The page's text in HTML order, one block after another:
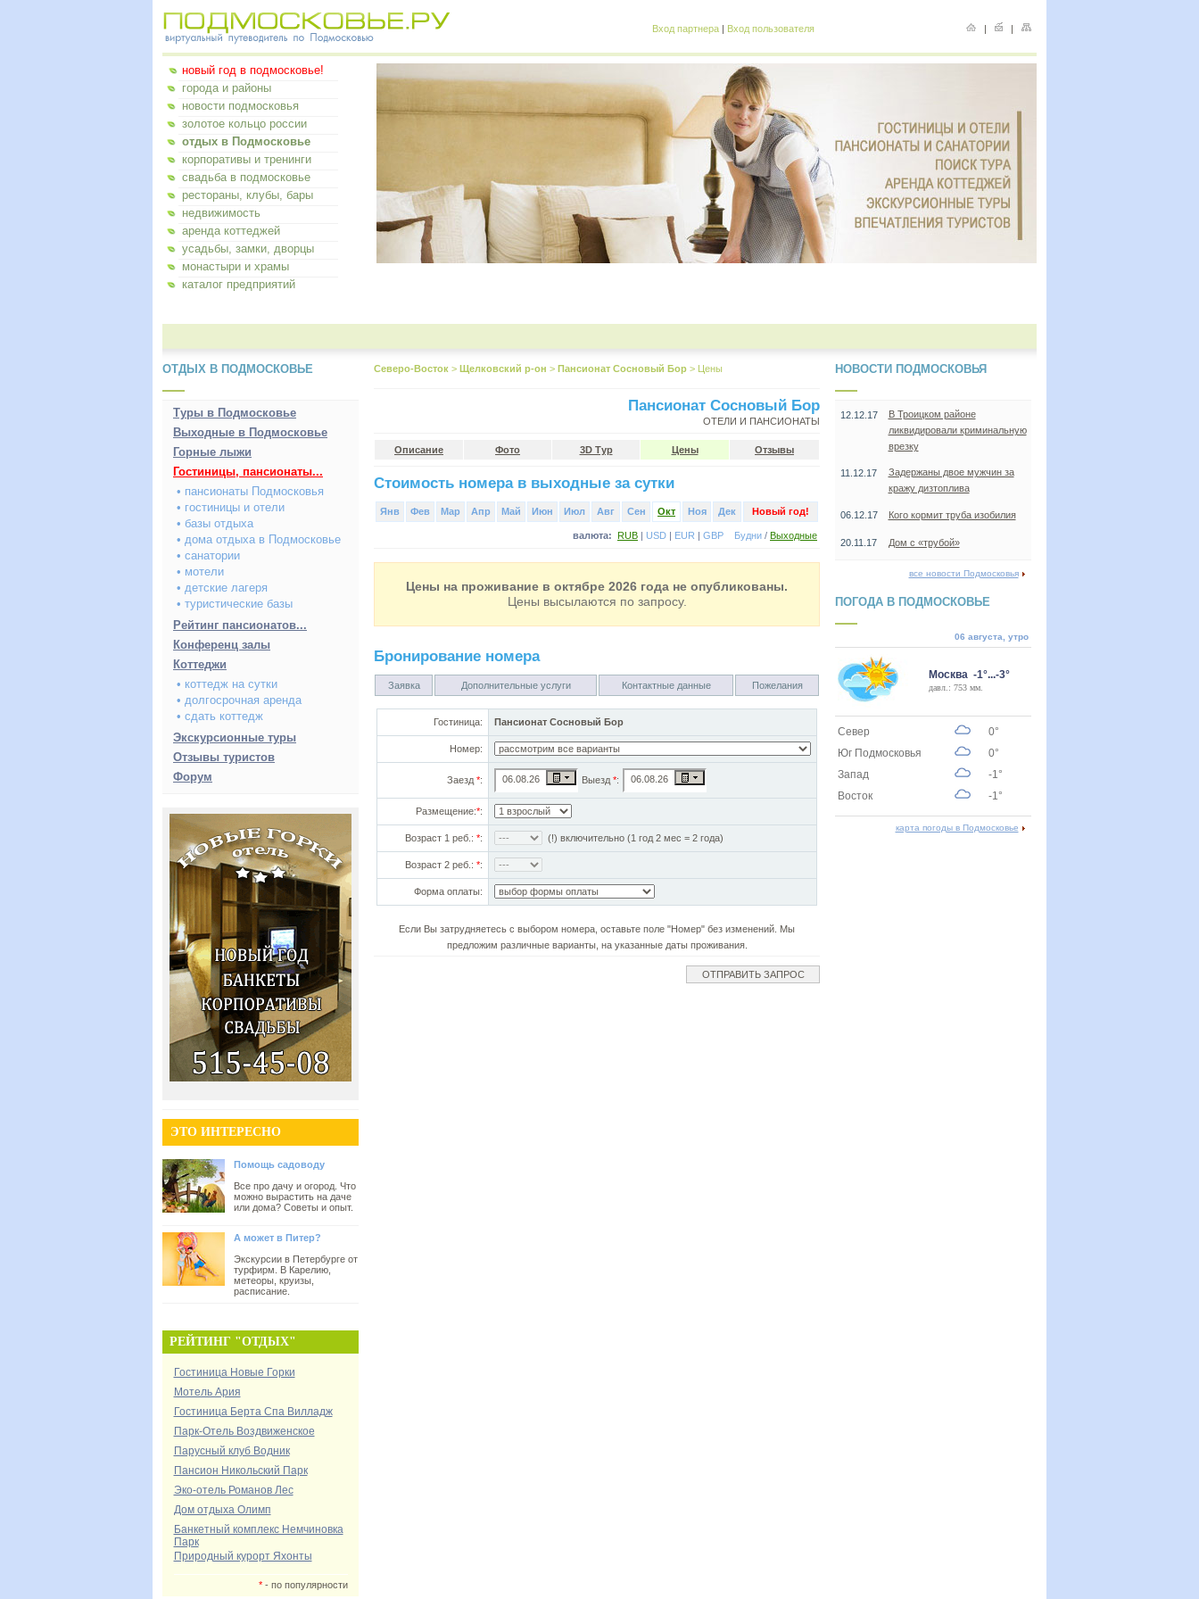
Вход партнера | Вход пользователя | |
новый год в подмосковье!
города и районы
новости подмосковья
золотое кольцо россии
отдых в Подмосковье
корпоративы и тренинги
свадьба в подмосковье
рестораны, клубы, бары
недвижимость
аренда коттеджей
усадьбы, замки, дворцы
монастыри и храмы
каталог предприятий
ОТДЫХ В ПОДМОСКОВЬЕ
Туры в Подмосковье
Выходные в Подмосковье
Горные лыжи
Гостиницы, пансионаты...
• пансионаты Подмосковья
• гостиницы и отели
• базы отдыха
• дома отдыха в Подмосковье
• санатории
• мотели
• детские лагеря
• туристические базы
Рейтинг пансионатов...
Конференц залы
Коттеджи
• коттедж на сутки
• долгосрочная аренда
• сдать коттедж
Экскурсионные туры
Отзывы туристов
Форум
ЭТО ИНТЕРЕСНО
Помощь садоводу
Все про дачу и огород. Что
можно вырастить на даче
или дома? Советы и опыт.
А может в Питер?
Экскурсии в Петербурге от
турфирм. В Карелию,
метеоры, круизы,
расписание.
РЕЙТИНГ "ОТДЫХ"
Гостиница Новые Горки
Мотель Ария
Гостиница Берта Спа Вилладж
Парк-Отель Воздвиженское
Парусный клуб Водник
Пансион Никольский Парк
Эко-отель Романов Лес
Дом отдыха Олимп
Банкетный комплекс Немчиновка
Парк
Природный курорт Яхонты
*- по популярности
Северо-Восток > Щелковский р-он > Пансионат Сосновый Бор > Цены
Пансионат Сосновый Бор
ОТЕЛИ И ПАНСИОНАТЫ
Описание Фото 3D Тур Цены Отзывы
Стоимость номера в выходные за сутки
Янв Фев Мар Апр Май Июн Июл Авг Сен Окт Ноя Дек Новый год!
валюта: RUB | USD | EUR | GBP Будни / Выходные
Цены на проживание в октябре 2026 года не опубликованы.
Цены высылаются по запросу.
Бронирование номера
Заявка Дополнительные услуги Контактные данные Пожелания
Гостиница: Пансионат Сосновый Бор
Номер:
Заезд *: Выезд *:
Размещение:*:
Возраст 1 реб.: *: (!) включительно (1 год 2 мес = 2 года)
Возраст 2 реб.: *:
Форма оплаты:
Если Вы затрудняетесь с выбором номера, оставьте поле "Номер" без изменений. Мы
предложим различные варианты, на указанные даты проживания.
НОВОСТИ ПОДМОСКОВЬЯ
12.12.17
В Троицком районе
ликвидировали криминальную
врезку
11.12.17
Задержаны двое мужчин за
кражу дизтоплива
06.12.17 Кого кормит труба изобилия
20.11.17 Дом с «трубой»
все новости Подмосковья
ПОГОДА В ПОДМОСКОВЬЕ
06 августа, утро
Москва -1°...-3°
давл.: 753 мм.
Север
0°
Юг Подмосковья
0°
Запад
-1°
Восток
-1°
карта погоды в Подмосковье